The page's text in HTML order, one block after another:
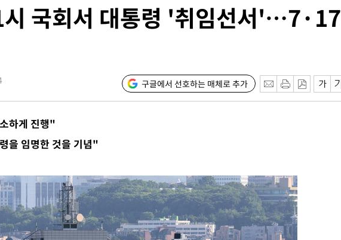
달 충돌 흔적 포착
기 끝 과달라하라 격파
염 잠시 꺾인다"
통제권' 수용할까
정 전력 위해 불가피"
·축구회관 등 압수수색
…감시·경계태세 강
일 가능성
사"
속[내일날씨]
일 재개
무역적자 있어"
국회서 대통령 '취임선서'…7·17
구글에서 선호하는 매체로 추가
하게 진행"
을 임명한 것을 기념"